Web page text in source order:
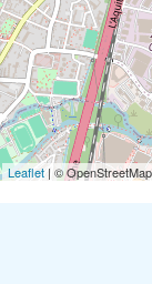
Leaflet | ©